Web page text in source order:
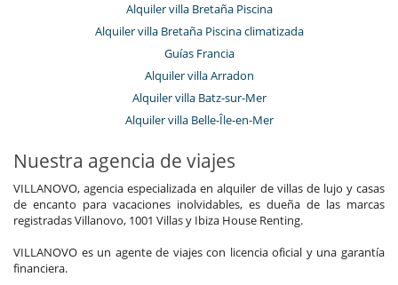
Alquiler villa Bretaña Piscina
Alquiler villa Bretaña Piscina climatizada
Guías Francia
Alquiler villa Arradon
Alquiler villa Batz-sur-Mer
Alquiler villa Belle-Île-en-Mer
Nuestra agencia de viajes
VILLANOVO, agencia especializada en alquiler de villas de lujo y casas
de encanto para vacaciones inolvidables, es dueña de las marcas
registradas Villanovo, 1001 Villas y Ibiza House Renting.
VILLANOVO es un agente de viajes con licencia oficial y una garantía
financiera.